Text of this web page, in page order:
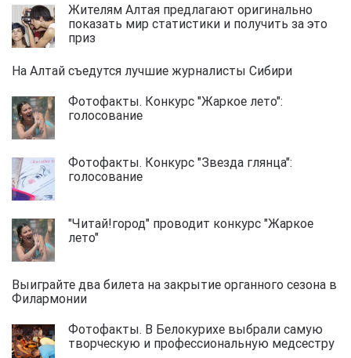
Жителям Алтая предлагают оригинально
показать мир статистики и получить за это
приз
На Алтай съедутся лучшие журналисты Сибири
Фотофакты. Конкурс "Жаркое лето":
голосование
Фотофакты. Конкурс "Звезда глянца":
голосование
"Читай!город" проводит конкурс "Жаркое
лето"
Выиграйте два билета на закрытие органного сезона в
Филармонии
Фотофакты. В Белокурихе выбрали самую
творческую и профессиональную медсестру